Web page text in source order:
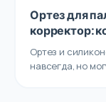
Ортез для
корректор:
Ортез и
навсегда, но